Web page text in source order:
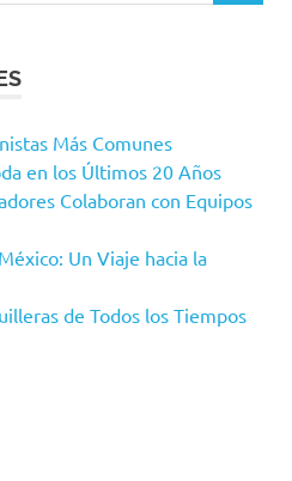
Más Comunes
en los Últimos 20 Años
Colaboran con Equipos
Un Viaje hacia la
de Todos los Tiempos